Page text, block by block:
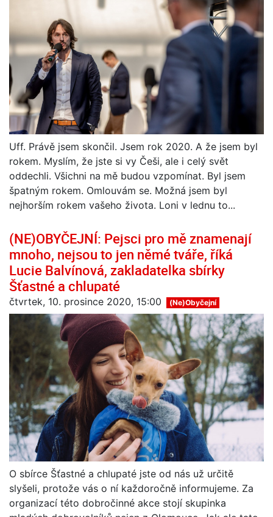
Uff. Právě jsem skončil. Jsem rok 2020. A že jsem byl
rokem. Myslím, že jste si vy Češi, ale i celý svět
oddechli. Všichni na mě budou vzpomínat. Byl jsem
špatným rokem. Omlouvám se. Možná jsem byl
nejhorším rokem vašeho života. Loni v lednu to...
(NE)OBYČEJNÍ: Pejsci pro mě znamenají
mnoho, nejsou to jen němé tváře, říká
Lucie Balvínová, zakladatelka sbírky
Šťastné a chlupaté
čtvrtek, 10. prosince 2020, 15:00 (Ne)Obyčejní
O sbírce Šťastné a chlupaté jste od nás už určitě
slyšeli, protože vás o ní každoročně informujeme. Za
organizací této dobročinné akce stojí skupinka